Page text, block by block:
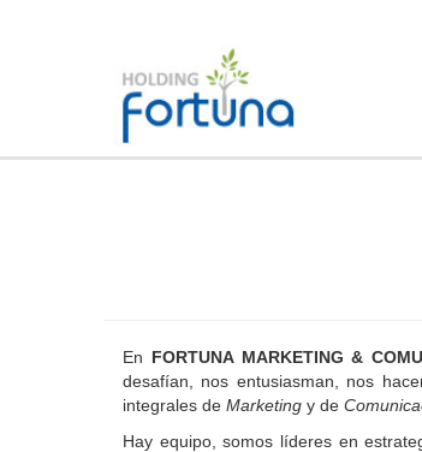
En FORTUNA MARKETING &
desafían, nos entusiasman, nos
integrales de Marketing y de
Hay equipo, somos líderes en